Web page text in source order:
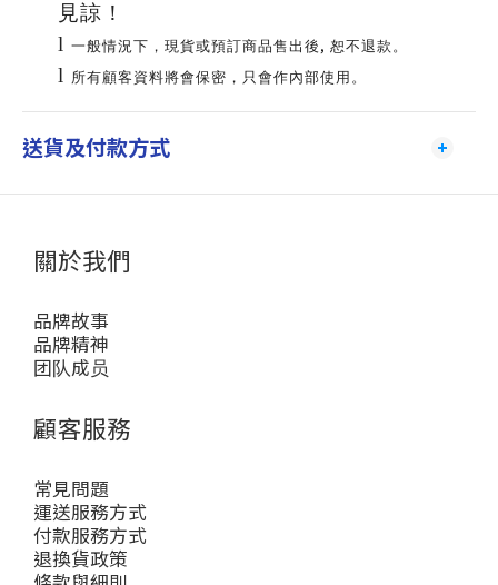
見諒！
l 一般情況下，現貨或預訂商品售出後 , 恕不退款。
l 所有顧客資料將會保密，只會作內部使用。
送貨及付款方式
關於我們
品牌故事
品牌精神
团队成员
顧客服務
常見問題
運送服務方式
付款服務方式
退換貨政策